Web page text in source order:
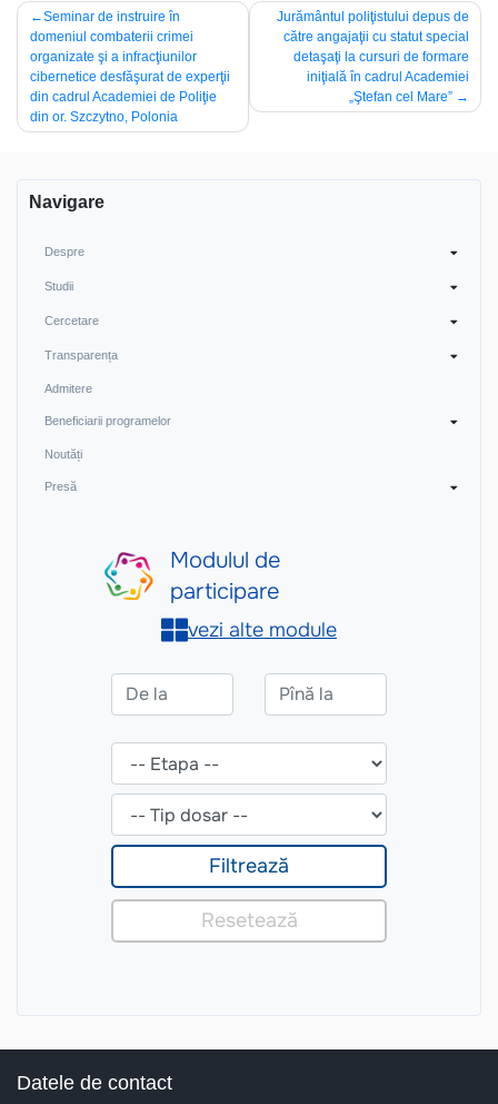
Navigare
în
articole
Seminar de instruire în
domeniul combaterii crimei
organizate şi a infracţiunilor
cibernetice desfăşurat de experţii
din cadrul Academiei de Poliţie
din or. Szczytno, Polonia
Jurământul poliţistului depus de
către angajaţii cu statut special
detaşaţi la cursuri de formare
iniţială în cadrul Academiei
„Ştefan cel Mare”
Navigare
Despre
Studii
Cercetare
Transparența
Admitere
Beneficiarii programelor
Noutăți
Presă
Datele de contact